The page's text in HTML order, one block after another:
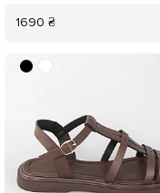
1690 ₴